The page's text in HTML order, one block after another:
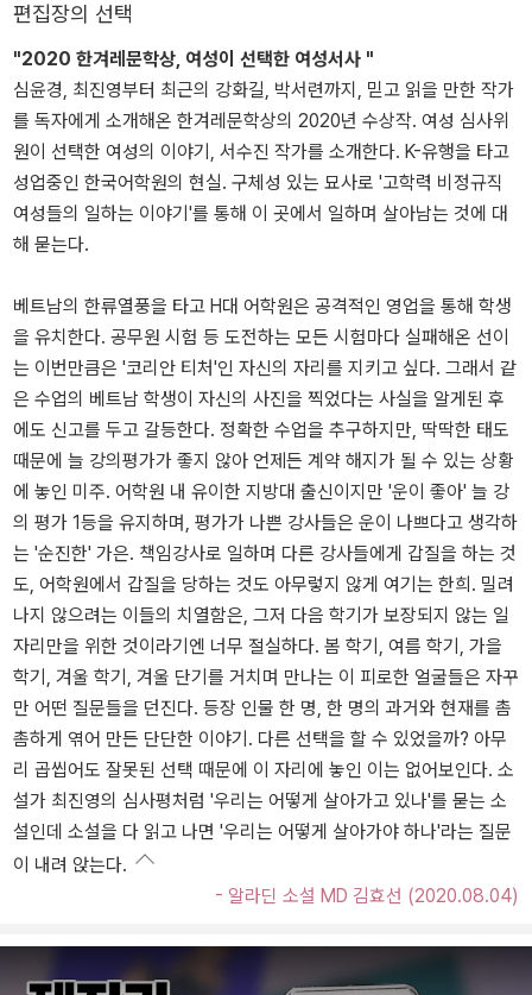
편집장의 선택
"2020 한겨레문학상, 여성이 선택한 여성서사 "
심윤경, 최진영부터 최근의 강화길, 박서련까지, 믿고 읽을 만한 작가
를 독자에게 소개해온 한겨레문학상의 2020년 수상작. 여성 심사위
원이 선택한 여성의 이야기, 서수진 작가를 소개한다. K-유행을 타고
성업중인 한국어학원의 현실. 구체성 있는 묘사로 '고학력 비정규직
여성들의 일하는 이야기'를 통해 이 곳에서 일하며 살아남는 것에 대
해 묻는다.
베트남의 한류열풍을 타고 H대 어학원은 공격적인 영업을 통해 학생
을 유치한다. 공무원 시험 등 도전하는 모든 시험마다 실패해온 선이
는 이번만큼은 '코리안 티처'인 자신의 자리를 지키고 싶다. 그래서 같
은 수업의 베트남 학생이 자신의 사진을 찍었다는 사실을 알게된 후
에도 신고를 두고 갈등한다. 정확한 수업을 추구하지만, 딱딱한 태도
때문에 늘 강의평가가 좋지 않아 언제든 계약 해지가 될 수 있는 상황
에 놓인 미주. 어학원 내 유이한 지방대 출신이지만 '운이 좋아' 늘 강
의 평가 1등을 유지하며, 평가가 나쁜 강사들은 운이 나쁘다고 생각하
는 '순진한' 가은. 책임강사로 일하며 다른 강사들에게 갑질을 하는 것
도, 어학원에서 갑질을 당하는 것도 아무렇지 않게 여기는 한희. 밀려
나지 않으려는 이들의 치열함은, 그저 다음 학기가 보장되지 않는 일
자리만을 위한 것이라기엔 너무 절실하다. 봄 학기, 여름 학기, 가을
학기, 겨울 학기, 겨울 단기를 거치며 만나는 이 피로한 얼굴들은 자꾸
만 어떤 질문들을 던진다. 등장 인물 한 명, 한 명의 과거와 현재를 촘
촘하게 엮어 만든 단단한 이야기. 다른 선택을 할 수 있었을까? 아무
리 곱씹어도 잘못된 선택 때문에 이 자리에 놓인 이는 없어보인다. 소
설가 최진영의 심사평처럼 '우리는 어떻게 살아가고 있나'를 묻는 소
설인데 소설을 다 읽고 나면 '우리는 어떻게 살아가야 하나'라는 질문
이 내려 앉는다.
- 알라딘 소설 MD 김효선 (2020.08.04)